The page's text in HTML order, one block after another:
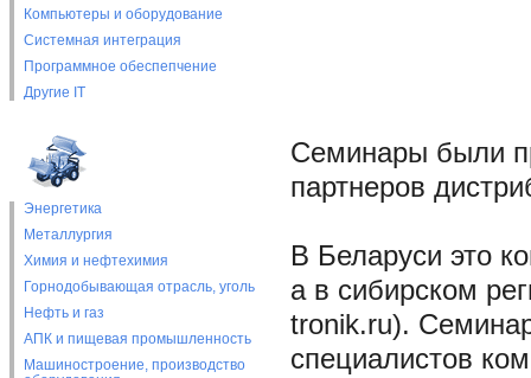
Компьютеры и оборудование
Системная интеграция
Программное обеспепчение
Другие IT
Энергетика
Металлургия
Химия и нефтехимия
Горнодобывающая отрасль, уголь
Нефть и газ
АПК и пищевая промышленность
Машиностроение, производство
Семинары были
партнеров
В Беларуси это
а в сибирском
tronik.ru).
специалистов